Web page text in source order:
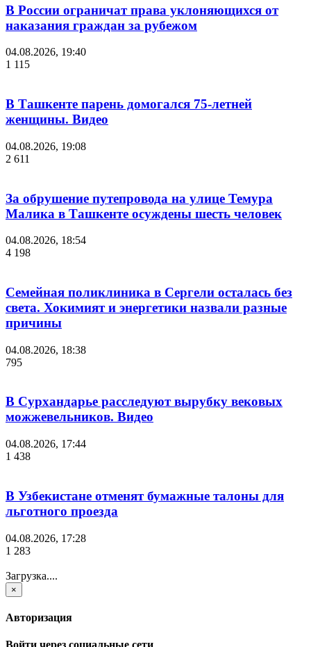
В России ограничат права уклоняющихся от
наказания граждан за рубежом
04.08.2026, 19:40
1 115
В Ташкенте парень домогался 75-летней
женщины. Видео
04.08.2026, 19:08
2 611
За обрушение путепровода на улице Темура
Малика в Ташкенте осуждены шесть человек
04.08.2026, 18:54
4 198
Семейная поликлиника в Сергели осталась без
света. Хокимият и энергетики назвали разные
причины
04.08.2026, 18:38
795
В Сурхандарье расследуют вырубку вековых
можжевельников. Видео
04.08.2026, 17:44
1 438
В Узбекистане отменят бумажные талоны для
льготного проезда
04.08.2026, 17:28
1 283
Загрузка....
×
Авторизация
Войти через социальные сети